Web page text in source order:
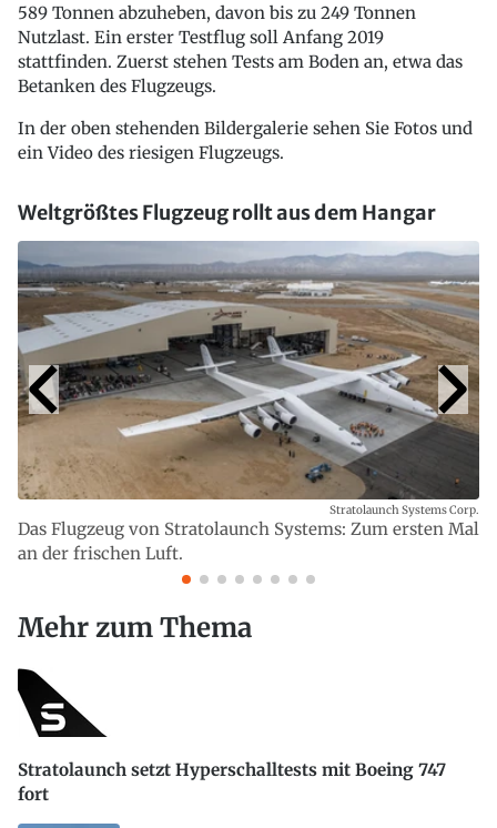
589 Tonnen abzuheben, davon bis zu 249 Tonnen
Nutzlast. Ein erster Testflug soll Anfang 2019
stattfinden. Zuerst stehen Tests am Boden an, etwa das
Betanken des Flugzeugs.
In der oben stehenden Bildergalerie sehen Sie Fotos und
ein Video des riesigen Flugzeugs.
Weltgrößtes Flugzeug rollt aus dem Hangar
Das Flugzeug von Stratolaunch Systems: Zum ersten Mal
an der frischen Luft.
Stratolaunch Systems Corp.
Mehr zum Thema
Stratolaunch setzt Hyperschalltests mit Boeing 747
fort